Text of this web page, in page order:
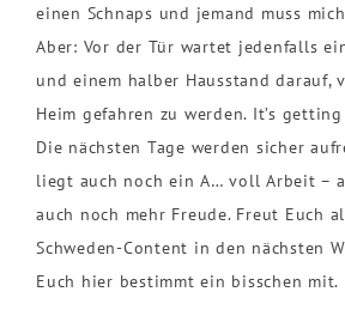
einen Schnaps und jemand muss
Aber: Vor der Tür wartet jedenfalls
und einem halber Hausstand darauf,
Heim gefahren zu werden. It’s
Die nächsten Tage werden sicher
liegt auch noch ein A… voll Arbeit –
auch noch mehr Freude. Freut Euch
Schweden-Content in den nächsten
Euch hier bestimmt ein bisschen mit.